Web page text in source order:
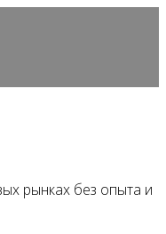
рынках без опыта и